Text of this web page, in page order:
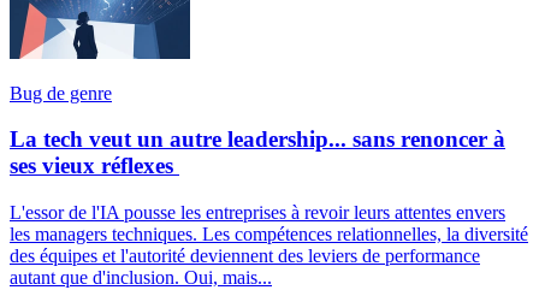
Bug de genre
La tech veut un autre leadership... sans renoncer à
ses vieux réflexes
L'essor de l'IA pousse les entreprises à revoir leurs attentes envers
les managers techniques. Les compétences relationnelles, la diversité
des équipes et l'autorité deviennent des leviers de performance
autant que d'inclusion. Oui, mais...